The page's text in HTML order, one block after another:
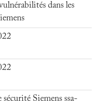
dans les
Siemens ssa-